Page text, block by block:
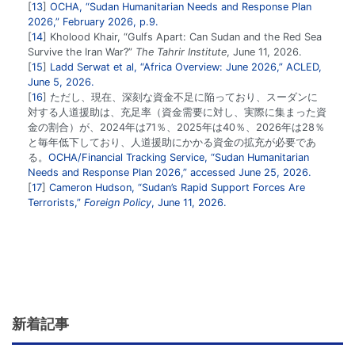
13 OCHA, “Sudan Humanitarian Needs and Response Plan
2026,” February 2026, p.9.
14
Kholood Khair, “Gulfs Apart: Can Sudan and the Red Sea
Survive the Iran War?” The Tahrir Institute, June 11, 2026.
15
Ladd Serwat et al, “Africa Overview: June 2026,” ACLED,
June 5, 2026.
16
ただし、現在、深刻な資金不足に陥っており、スーダンに
対する人道援助は、充足率（資金需要に対し、実際に集まった資
金の割合）が、2024年は71％、2025年は40％、2026年は28％
と毎年低下しており、人道援助にかかる資金の拡充が必要であ
る。 OCHA/Financial Tracking Service, “Sudan Humanitarian
Needs and Response Plan 2026,” accessed June 25, 2026.
17 Cameron Hudson, “Sudan’s Rapid Support Forces Are
Terrorists,” Foreign Policy, June 11, 2026.
新着記事